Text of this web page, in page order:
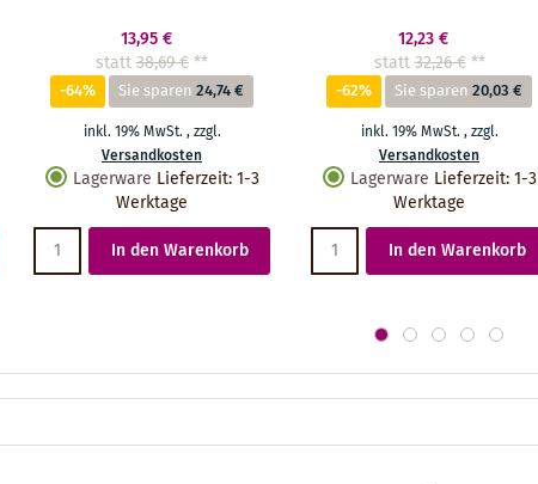
13,95 €
statt38,69 €**
-64% Sie sparen24,74 €
inkl. 19% MwSt.,zzgl.
Versandkosten
Lagerware Lieferzeit:1-3
Werktage
In den Warenkorb
12,23 €
statt32,26 € **
-62% Sie sparen20,03 €
inkl. 19% MwSt.,zzgl.
Versandkosten
Lagerware Lieferzeit:1-3
Werktage
In den Warenkorb